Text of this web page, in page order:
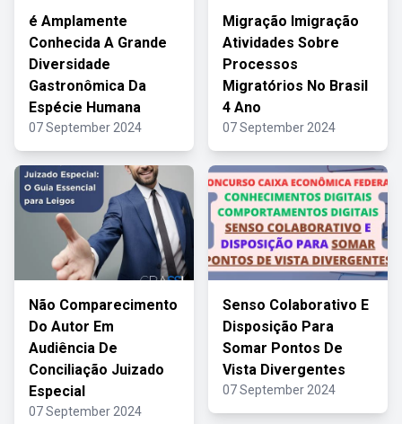
é Amplamente
Conhecida A Grande
Diversidade
Gastronômica Da
Espécie Humana
07 September 2024
Migração Imigração
Atividades Sobre
Processos
Migratórios No Brasil
4 Ano
07 September 2024
Não Comparecimento
Do Autor Em
Audiência De
Conciliação Juizado
Especial
07 September 2024
Senso Colaborativo E
Disposição Para
Somar Pontos De
Vista Divergentes
07 September 2024